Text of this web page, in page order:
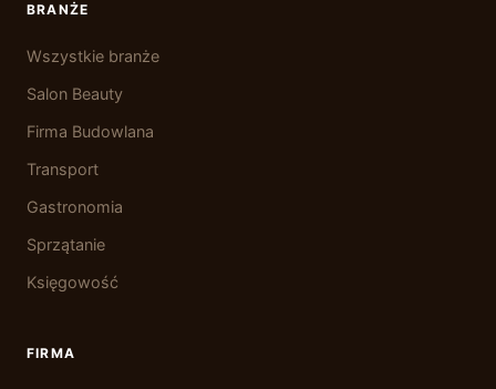
BRANŻE
Wszystkie branże
Salon Beauty
Firma Budowlana
Transport
Gastronomia
Sprzątanie
Księgowość
FIRMA